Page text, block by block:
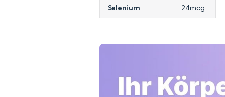
Selenium 24mcg